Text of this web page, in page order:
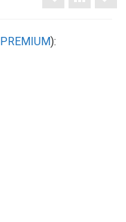
PREMIUM):